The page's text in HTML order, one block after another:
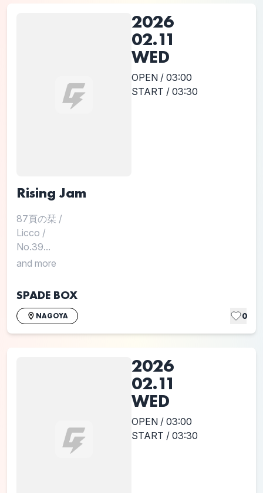
2026
02.11
WED
OPEN / 03:00
START / 03:30
Rising Jam
87頁の栞 /
Licco /
No.39...
and more
SPADE BOX
NAGOYA 0
2026
02.11
WED
OPEN / 03:00
START / 03:30